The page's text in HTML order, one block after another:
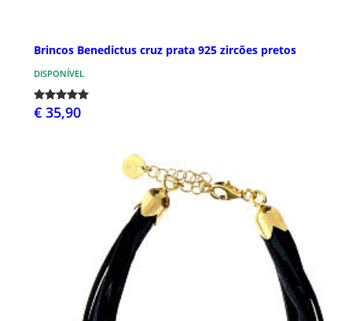
Brincos Benedictus cruz prata 925 zircões pretos
DISPONÍVEL
€ 35,90